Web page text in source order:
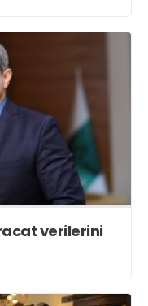
verilerini